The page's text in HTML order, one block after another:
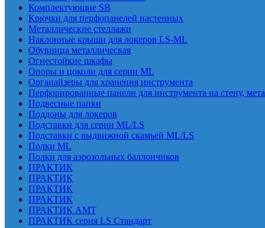
Комплектующие SB
Крючки для перфопанелей настенных
Металлические стеллажи
Наклонные крыши для локеров LS-ML
Обувница металлическая
Огнестойкие шкафы
Опоры и цоколи для серии ML
Органайзеры для хранения инструмента
Перфорированные панели для инструмента на стену,
Подвесные папки
Поддоны для локеров
Подставки для серии ML/LS
Подставки с выдвижной скамьей ML/LS
Полки ML
Полки для аэрозольных баллончиков
ПРАКТИК
ПРАКТИК
ПРАКТИК
ПРАКТИК
ПРАКТИК AMT
ПРАКТИК cерия LS Стандарт